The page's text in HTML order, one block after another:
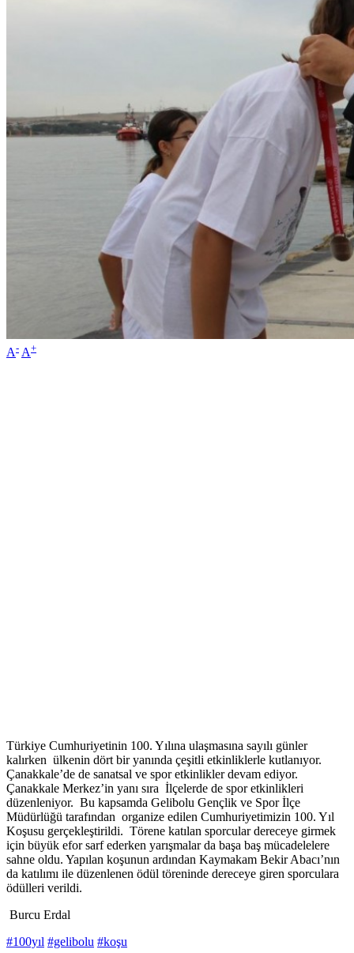
A- A+
Türkiye Cumhuriyetinin 100. Yılına ulaşmasına sayılı günler
kalırken ülkenin dört bir yanında çeşitli etkinliklerle kutlanıyor.
Çanakkale’de de sanatsal ve spor etkinlikler devam ediyor.
Çanakkale Merkez’in yanı sıra İlçelerde de spor etkinlikleri
düzenleniyor. Bu kapsamda Gelibolu Gençlik ve Spor İlçe
Müdürlüğü tarafından organize edilen Cumhuriyetimizin 100. Yıl
Koşusu gerçekleştirildi. Törene katılan sporcular dereceye girmek
için büyük efor sarf ederken yarışmalar da başa baş mücadelelere
sahne oldu. Yapılan koşunun ardından Kaymakam Bekir Abacı’nın
da katılımı ile düzenlenen ödül töreninde dereceye giren sporculara
ödülleri verildi.
Burcu Erdal
#100yıl #gelibolu #koşu